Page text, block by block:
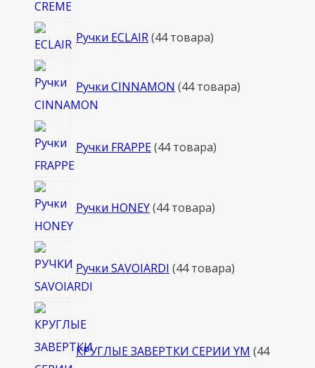
Ручки ECLAIR 44 товара
Ручки CINNAMON 44 товара
Ручки FRAPPE 44 товара
Ручки HONEY 44 товара
Ручки SAVOIARDI 44 товара
КРУГЛЫЕ ЗАВЕРТКИ СЕРИИ YM 44